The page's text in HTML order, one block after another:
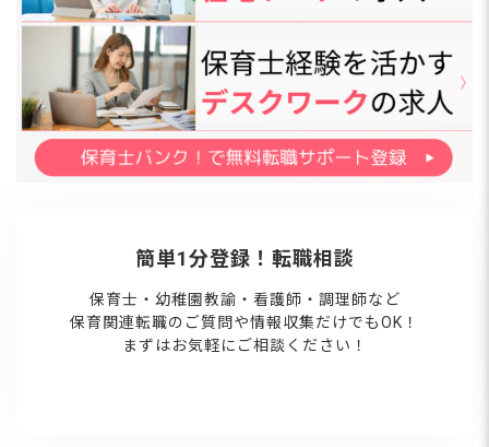
簡単1分登録！転職相談
保育士・幼稚園教諭・看護師・調理師など
保育関連転職のご質問や情報収集だけでもOK！
まずはお気軽にご相談ください！